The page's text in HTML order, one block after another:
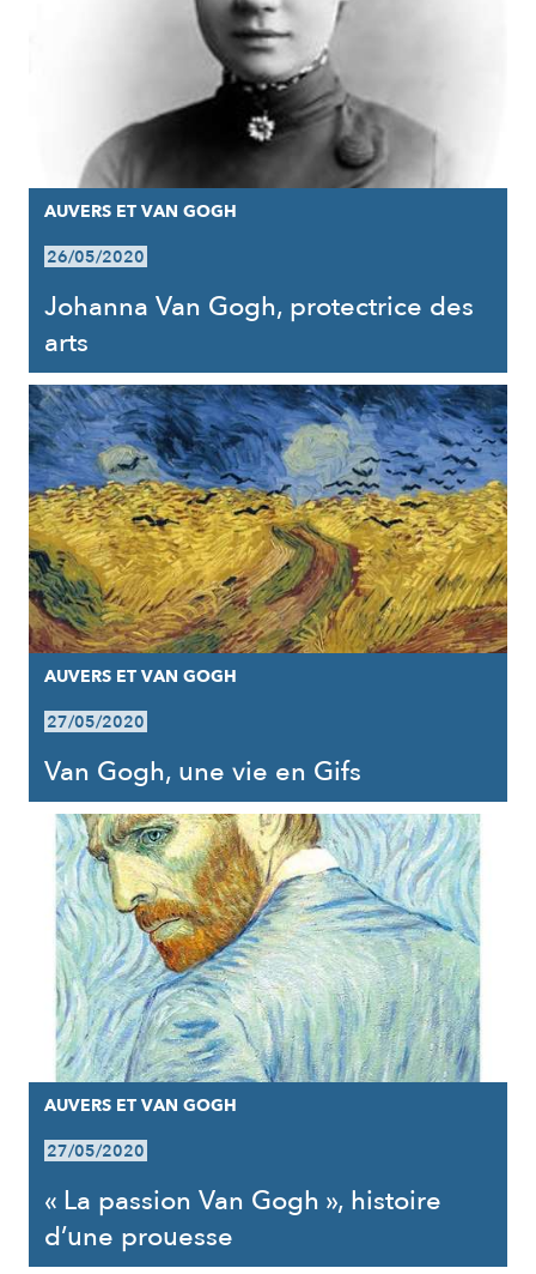
AUVERS ET VAN GOGH
26/05/2020
Johanna Van Gogh, protectrice des
arts
AUVERS ET VAN GOGH
27/05/2020
Van Gogh, une vie en Gifs
AUVERS ET VAN GOGH
27/05/2020
« La passion Van Gogh », histoire
d’une prouesse